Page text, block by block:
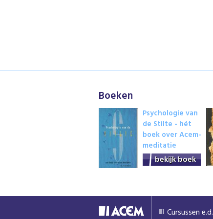
Boeken
Psychologie van
de Stilte - hét
boek over Acem-
meditatie
bekijk boek
Cursussen e.d.